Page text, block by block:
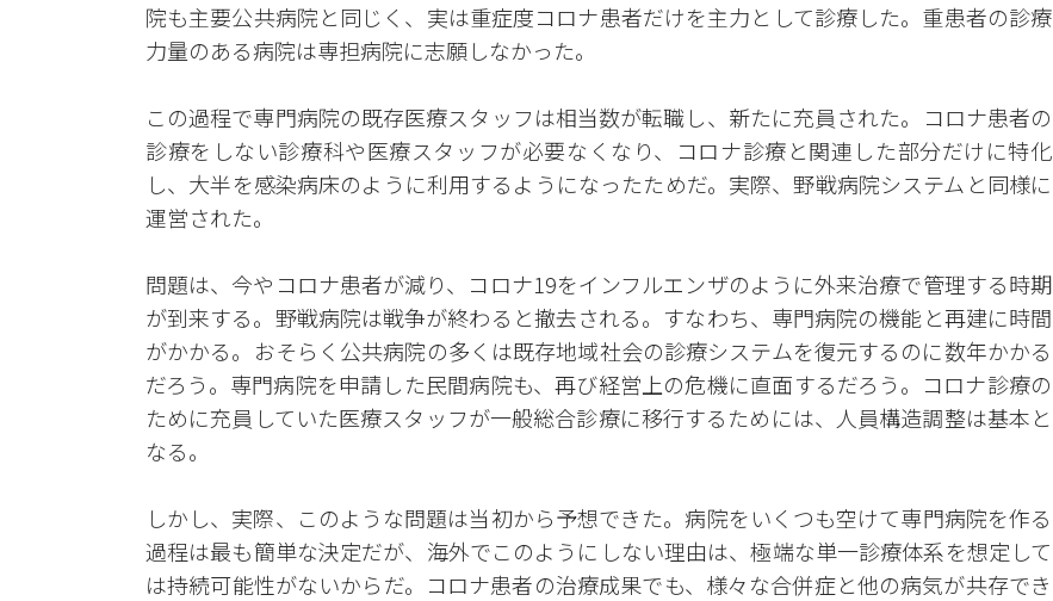
院も主要公共病院と同じく、実は重症度コロナ患者だけを主力として診療した。重患者の診療
力量のある病院は専担病院に志願しなかった。
この過程で専門病院の既存医療スタッフは相当数が転職し、新たに充員された。コロナ患者の
診療をしない診療科や医療スタッフが必要なくなり、コロナ診療と関連した部分だけに特化
し、大半を感染病床のように利用するようになったためだ。実際、野戦病院システムと同様に
運営された。
問題は、今やコロナ患者が減り、コロナ19をインフルエンザのように外来治療で管理する時期
が到来する。野戦病院は戦争が終わると撤去される。すなわち、専門病院の機能と再建に時間
がかかる。おそらく公共病院の多くは既存地域社会の診療システムを復元するのに数年かかる
だろう。専門病院を申請した民間病院も、再び経営上の危機に直面するだろう。コロナ診療の
ために充員していた医療スタッフが一般総合診療に移行するためには、人員構造調整は基本と
なる。
しかし、実際、このような問題は当初から予想できた。病院をいくつも空けて専門病院を作る
過程は最も簡単な決定だが、海外でこのようにしない理由は、極端な単一診療体系を想定して
は持続可能性がないからだ。コロナ患者の治療成果でも、様々な合併症と他の病気が共存でき